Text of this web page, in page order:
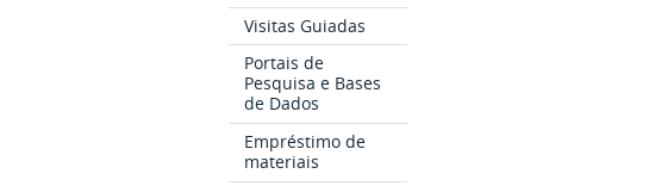
Visitas Guiadas
Portais de
Pesquisa e Bases
de Dados
Empréstimo de
materiais